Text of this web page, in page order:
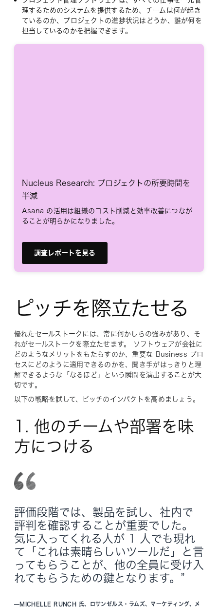
理するためのシステムを提供するため、チームは何が起き
ているのか、プロジェクトの進捗状況はどうか、誰が何を
担当しているのかを把握できます。
Nucleus Research: プロジェクトの所要時間を
半減
Asana の活用は組織のコスト削減と効率改善につなが
ることが明らかになりました。
調査レポートを見る
ピッチを際立たせる
優れたセールストークには、常に何かしらの強みがあり、そ
れがセールストークを際立たせます。 ソフトウェアが会社に
どのようなメリットをもたらすのか、重要な Business プロ
セスにどのように適用できるのかを、聞き手がはっきりと理
解できるような「なるほど」という瞬間を演出することが大
切です。
以下の戦略を試して、ピッチのインパクトを高めましょう。
1. 他のチームや部署を味
方につける
評価段階では、製品を試し、社内で
評判を確認することが重要でした。
気に入ってくれる人が 1 人でも現れ
て「これは素晴らしいツールだ」と言
ってもらうことが、他の全員に受け入
れてもらうための鍵となります。”
—MICHELLE RUNCH 氏、ロサンゼルス・ラムズ、マーケティング、メ